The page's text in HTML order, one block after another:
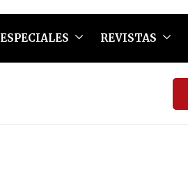
ESPECIALES REVISTAS